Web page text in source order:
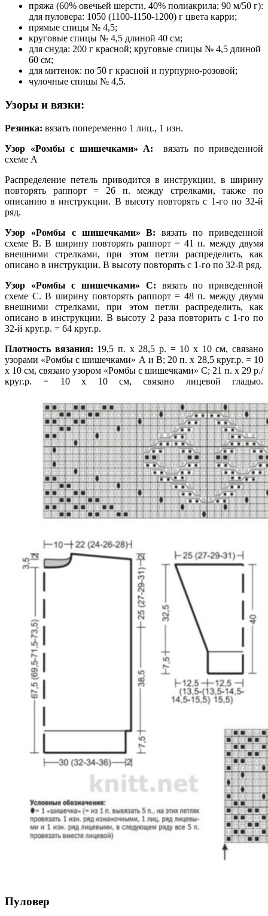
пряжа (60% овечьей шерсти, 40% полиакрила; 90 м/50 г):
для пуловера: 1050 (1100-1150-1200) г цвета карри;
прямые спицы № 4,5;
круговые спицы № 4,5 длиной 40 см;
для снуда: 200 г красной; круговые спицы № 4,5 длиной
60 см;
для митенок: по 50 г красной и пурпурно-розовой;
чулочные спицы № 4,5.
Узоры и вязки:
Резинка: вязать попеременно 1 лиц., 1 изн.
Узор «Ромбы с шишечками» А: вязать по приведенной
схеме А
Распределение петель приводится в инструкции, в ширину
повторять раппорт = 26 п. между стрелками, также по
описанию в инструкции. В высоту повторять с 1-го по 32-й
ряд.
Узор «Ромбы с шишечками» В:вязать по приведенной
схеме В. В ширину повторять раппорт = 41 п. между двумя
внешними стрелками, при этом петли распределить, как
описано в инструкции. В высоту повторять с 1-го по 32-й ряд.
Узор «Ромбы с шишечками» С: вязать по приведенной
схеме С. В ширину повторять раппорт = 48 п. между двумя
внешними стрелками, при этом петли распределить, как
описано в инструкции. В высоту 2 раза повторить с 1-го по
32-й круг.р. = 64 круг.р.
Плотность вязания: 19,5 п. х 28,5 р. = 10 х 10 см, связано
узорами «Ромбы с шишечками» А и В; 20 п. х 28,5 круг.р. = 10
х 10 см, связано узором «Ромбы с шишечками» С; 21 п. х 29 р./
круг.р. = 10 х 10 см, связано лицевой гладью.
Пуловер